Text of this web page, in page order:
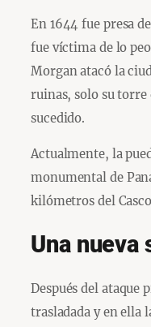
En 1644 fue presa
fue víctima de lo
Morgan atacó la
ruinas, solo su torre
sucedido.
Actualmente, la
monumental de
kilómetros del
Una nueva
Después del ataque
trasladada y en ella